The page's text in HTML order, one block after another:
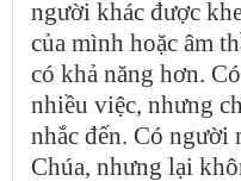
người khác được
của mình hoặc âm
có khả năng hơn.
nhiều việc, nhưng
nhắc đến. Có
Chúa, nhưng lại